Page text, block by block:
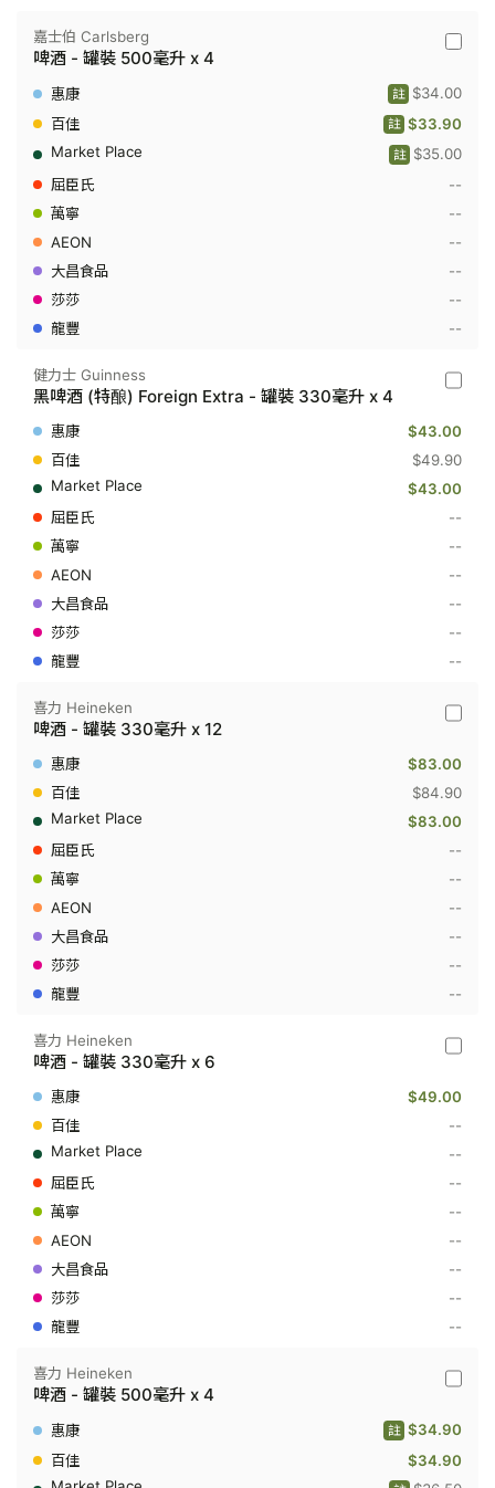
嘉
伯
-
酒
罐
毫
4
嘉士伯 Carlsberg
啤酒 - 罐裝 500毫升 x 4
$34.00
註
$33.90
註
$35.00
註
--
--
--
--
--
--
健
士
-
啤
酿)
Extra
裝
x
4
健力士 Guinness
黑啤酒 (特酿) Foreign Extra - 罐裝 330毫升 x 4
$43.00
$49.90
$43.00
--
--
--
--
--
--
喜
-
啤
-
330
升
喜力 Heineken
啤酒 - 罐裝 330毫升 x 12
$83.00
$84.90
$83.00
--
--
--
--
--
--
喜
-
啤
330
升
喜力 Heineken
啤酒 - 罐裝 330毫升 x 6
$49.00
--
--
--
--
--
--
--
--
喜
-
啤
喜力 Heineken
啤酒 - 罐裝 500毫升 x 4
$34.90
註
$34.90